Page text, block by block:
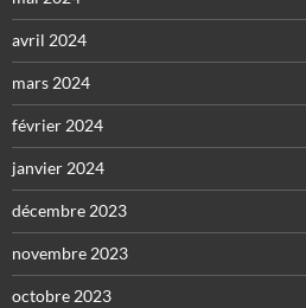
avril 2024
mars 2024
février 2024
janvier 2024
décembre 2023
novembre 2023
octobre 2023